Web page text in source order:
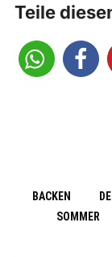
Teile
BACKEN
SOMMER